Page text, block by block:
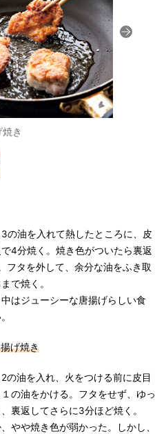
き
の油を入れて熱したところに、皮
4分焼く。焼き色がついたら裏返
フタを外して、余分な油をふき取
で焼く。
はジューシーな唐揚げらしい食
げ焼き
の油を入れ、火をつける前に皮目
の油をかける。フタをせず、ゆっ
裏返してさらに3分ほど焼く。
やや焼き色が弱かった。しかし、